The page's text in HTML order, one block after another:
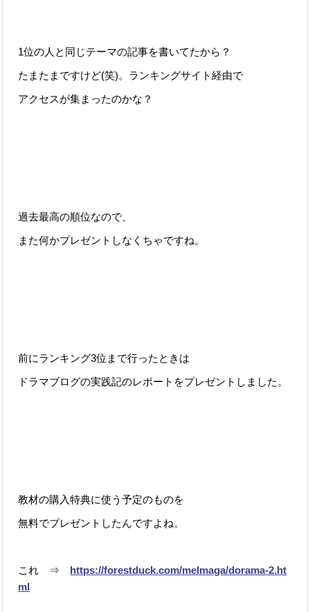
1位の人と同じテーマの記事を書いてたから？
たまたまですけど(笑)。ランキングサイト経由で
アクセスが集まったのかな？
過去最高の順位なので、
また何かプレゼントしなくちゃですね。
前にランキング3位まで行ったときは
ドラマブログの実践記のレポートをプレゼントしました。
教材の購入特典に使う予定のものを
無料でプレゼントしたんですよね。
これ ⇒ https://forestduck.com/melmaga/dorama-2.ht
ml